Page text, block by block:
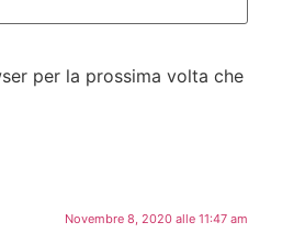
Novembre 8, 2020 alle 11:47 am
per la prossima volta che